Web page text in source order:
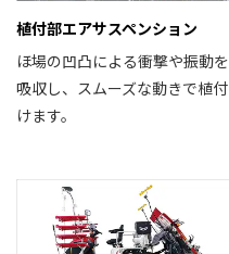
植付部エアサスペンション
ほ場の凹凸による衝撃や振動を
吸収し、スムーズな動きで植付
けます。